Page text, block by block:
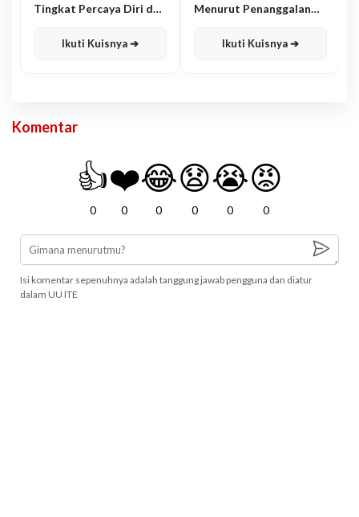
Tingkat Percaya Diri dan
Ikuti Kuisnya ➔
Menurut Penanggalan
Ikuti Kuisnya ➔
Komentar
👍
0
❤️
0
😂
0
😧
0
😭
0
😡
0
Isi komentar sepenuhnya adalah tanggung jawab pengguna dan diatur
dalam UU ITE